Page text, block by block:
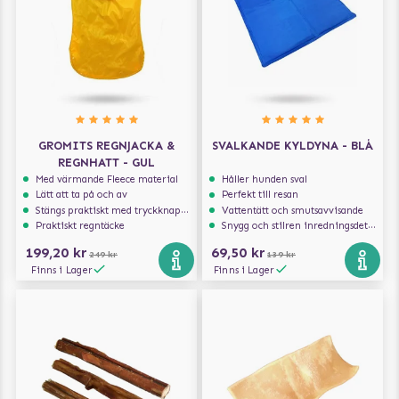
GROMITS REGNJACKA &
REGNHATT - GUL
Med värmande Fleece material
Lätt att ta på och av
Stängs praktiskt med tryckknappar
Praktiskt regntäcke
199,20 kr 249 kr
Finns i Lager
SVALKANDE KYLDYNA - BLÅ
Håller hunden sval
Perfekt till resan
Vattentätt och smutsavvisande
Snygg och stilren inredningsdetalj
69,50 kr 139 kr
Finns i Lager